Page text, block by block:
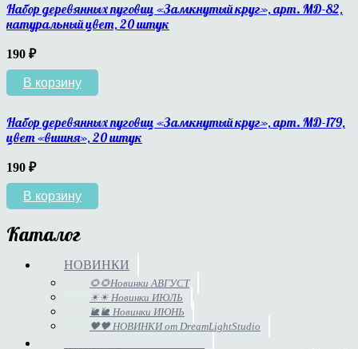
Набор деревянных пуговиц «Замкнутый круг», арт. МД-82,
натуральный цвет, 20 штук
190 ₽
В корзину
Набор деревянных пуговиц «Замкнутый круг», арт. МД-179,
цвет «вишня», 20 штук
190 ₽
В корзину
Каталог
НОВИНКИ
🌻🌻Новинки АВГУСТ
☀☀ Новинки ИЮЛЬ
🐌🐌 Новинки ИЮНЬ
🖤🖤 НОВИНКИ от DreamLightStudio